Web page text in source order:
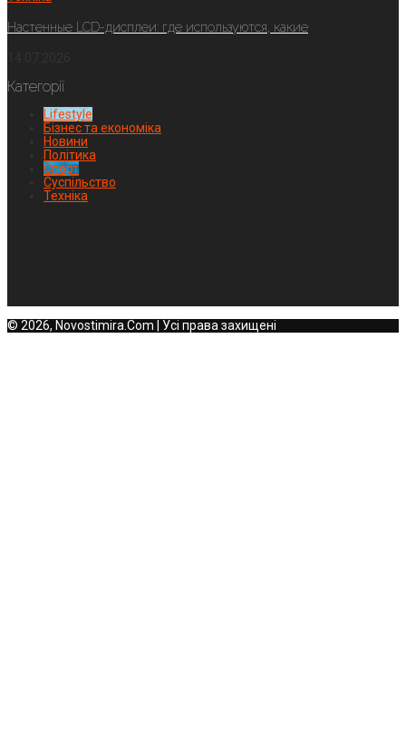
Настенные LCD-дисплеи: где используются, какие
Категорії
Lifestyle
Бізнес та економіка
Новини
Політика
Спорт
Суспільство
Техніка
© 2026, Novostimira.Com | Усі права захищені